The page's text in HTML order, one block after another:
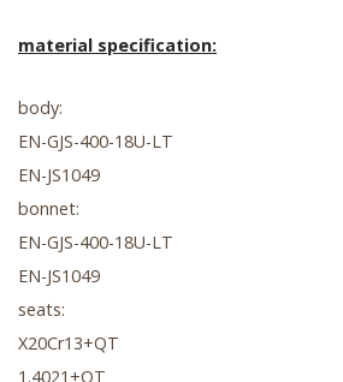
material specification:
body:
EN-GJS-400-18U-LT
EN-JS1049
bonnet:
EN-GJS-400-18U-LT
EN-JS1049
seats:
X20Cr13+QT
1.4021+QT